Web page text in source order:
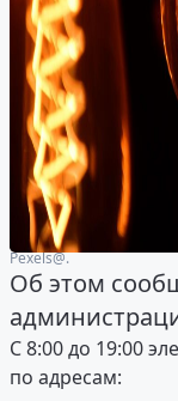
Рexels@.
Об этом
С 8:00 до 19:00
по адресам: